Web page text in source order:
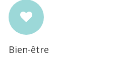
Bien-être